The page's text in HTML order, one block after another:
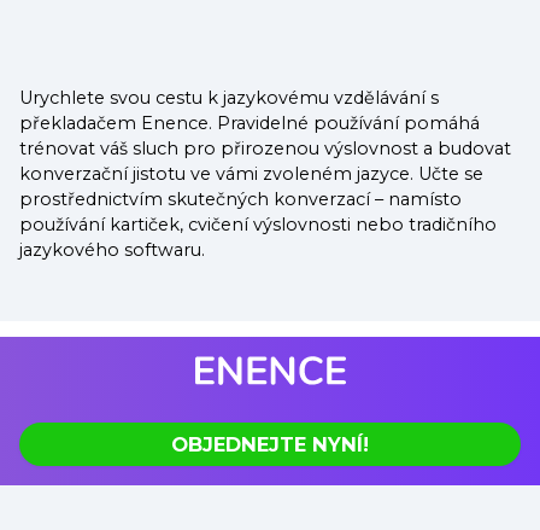
Urychlete svou cestu k jazykovému vzdělávání s
překladačem Enence. Pravidelné používání pomáhá
trénovat váš sluch pro přirozenou výslovnost a budovat
konverzační jistotu ve vámi zvoleném jazyce. Učte se
prostřednictvím skutečných konverzací – namísto
používání kartiček, cvičení výslovnosti nebo tradičního
jazykového softwaru.
OBJEDNEJTE NYNÍ!